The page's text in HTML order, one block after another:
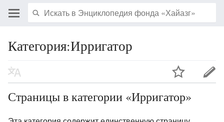
Категория:Ирригатор
Страницы в категории «Ирригатор»